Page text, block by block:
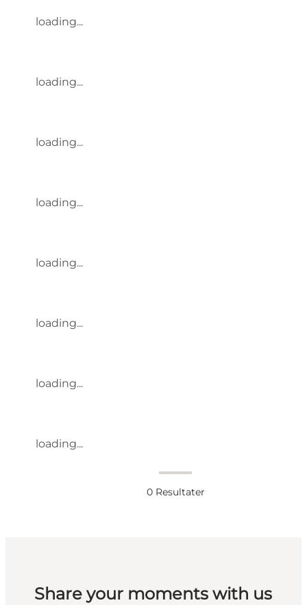
loading...
loading...
loading...
loading...
loading...
loading...
loading...
loading...
0 Resultater
Share your moments with us